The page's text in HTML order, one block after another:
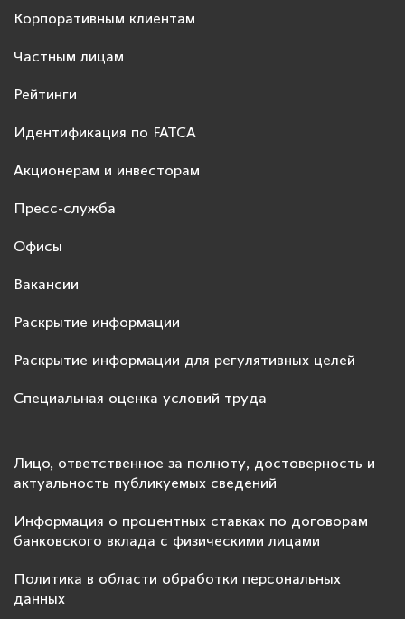
Корпоративным клиентам
Частным лицам
Рейтинги
Идентификация по FATCA
Акционерам и инвесторам
Пресс-служба
Офисы
Вакансии
Раскрытие информации
Раскрытие информации для регулятивных целей
Специальная оценка условий труда
Лицо, ответственное за полноту, достоверность и
актуальность публикуемых сведений
Информация о процентных ставках по договорам
банковского вклада с физическими лицами
Политика в области обработки персональных
данных